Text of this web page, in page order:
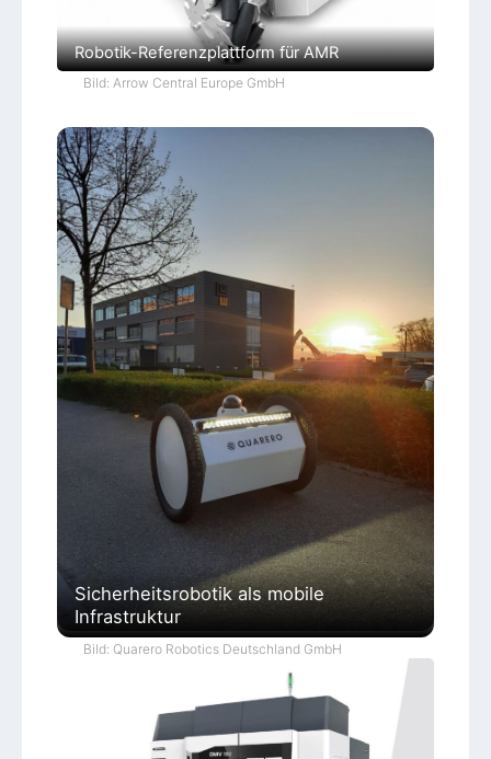
Robotik-Referenzplattform für AMR
Bild: Arrow Central Europe GmbH
Sicherheitsrobotik als mobile
Infrastruktur
Bild: Quarero Robotics Deutschland GmbH